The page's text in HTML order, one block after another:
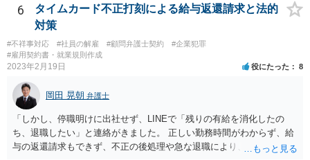
弁護士が起案 Ⅰ依頼者に内容の確認 Ⅱ弁護士が誤字脱字等を確認 Ⅲ
念のため事務員が確認 Ⅳ提出 の流れになりますので、どこかの段階で
気が付くことが多いです。仮処分等緊急性が高い案件では提出時に裁
判所窓口で修正して受理してもらうということはありますので、その
場合は責められない部分もあるかと思います。 ②証拠である薬品名を
うね。よくわからないならば弁護士としては依頼者にこちらの薬品で
よいですかと聞くべきではあると思います。他のミスに比してこれは
内容に関するミスなので、今後はよく確認いただいた方がよいと思い
ます。 ③証拠のナンバーが入らないまま甲号証のハンコが押されたま
まになっている →形式ミスですね。不注意ですが、訴訟の勝敗に直結
6
タイムカード不正打刻による給与返還請求と法的
対策
#不祥事対応 #社員の解雇 #顧問弁護士契約
#企業犯罪
#雇用契約書・就業規則作成
2023年2月19日 役にたった 8
岡田 晃朝 弁護士
「しかし、停職明けに出社せず、LINEで「残りの有給を消化したの
ち、退職したい」と連絡がきました。 正しい勤務時間がわからず、給
与の返還請求もできず、不正の後処理や急な退職により、社や他のス